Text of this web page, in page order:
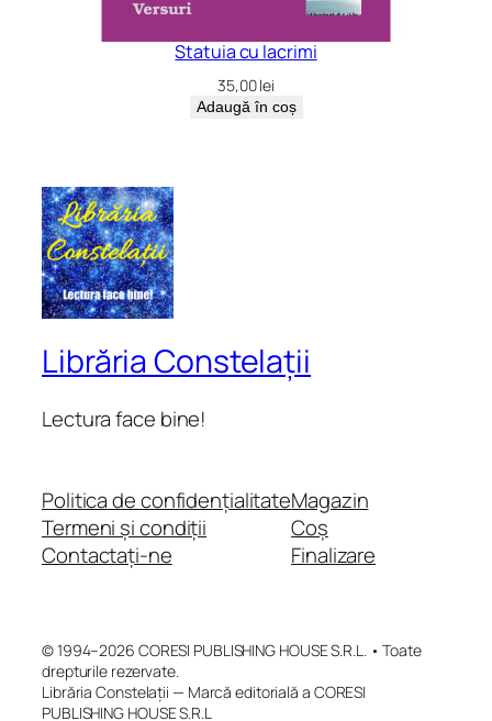
Statuia cu lacrimi
35,00lei
Adaugă în coș
Librăria Constelații
Lectura face bine!
Politica de confidențialitate
Termeni și condiții
Contactați-ne
Magazin
Coș
Finalizare
© 1994–2026 CORESI PUBLISHING HOUSE S.R.L. • Toate
drepturile rezervate.
Librăria Constelații — Marcă editorială a CORESI
PUBLISHING HOUSE S.R.L